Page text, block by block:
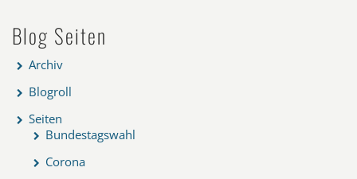
Blog Seiten
Archiv
Blogroll
Seiten
Bundestagswahl
Corona